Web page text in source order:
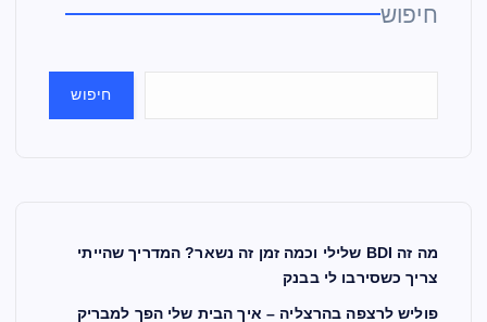
חיפוש
חיפוש
מה זה BDI שלילי וכמה זמן זה נשאר? המדריך שהייתי
צריך כשסירבו לי בבנק
פוליש לרצפה בהרצליה – איך הבית שלי הפך למבריק